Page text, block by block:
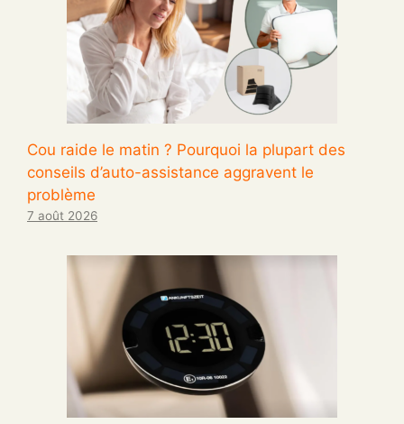
Cou raide le matin ? Pourquoi la plupart des
conseils d’auto-assistance aggravent le
problème
7 août 2026